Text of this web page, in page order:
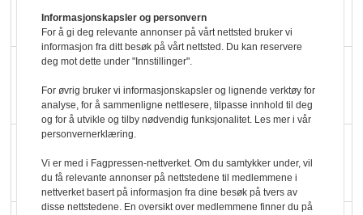
ølsalget
Færre varer, men fulle
hyller
Informasjonskapsler og personvern
For å gi deg relevante annonser på vårt nettsted bruker vi
informasjon fra ditt besøk på vårt nettsted. Du kan reservere
deg mot dette under "Innstillinger".
For øvrig bruker vi informasjonskapsler og lignende verktøy for
analyse, for å sammenligne nettlesere, tilpasse innhold til deg
og for å utvikle og tilby nødvendig funksjonalitet. Les mer i vår
personvernerklæring.
Vi er med i Fagpressen-nettverket. Om du samtykker under, vil
du få relevante annonser på nettstedene til medlemmene i
nettverket basert på informasjon fra dine besøk på tvers av
disse nettstedene. En oversikt over medlemmene finner du på